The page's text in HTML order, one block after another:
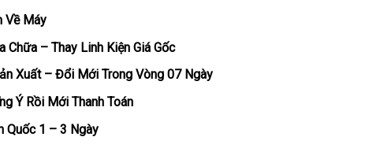
Về Máy
Chữa – Thay Linh Kiện Giá Gốc
Xuất – Đổi Mới Trong Vòng 07 Ngày
Ý Rồi Mới Thanh Toán
Quốc 1 – 3 Ngày